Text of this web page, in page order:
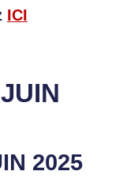
ICI
2025